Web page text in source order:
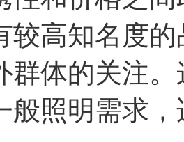
较高知名度
群体的关注
般照明需求